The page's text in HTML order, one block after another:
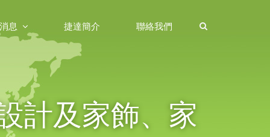
息 捷達簡介 聯絡我們
計及家飾、家